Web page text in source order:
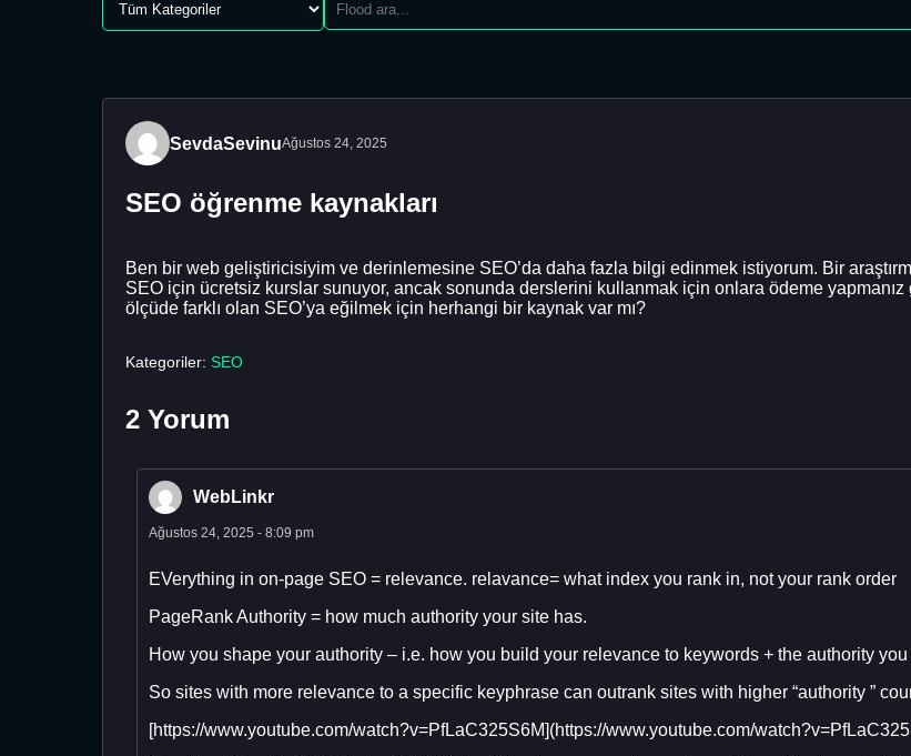
SevdaSevinuAğustos 24, 2025
SEO öğrenme kaynakları
Ben bir web geliştiricisiyim ve derinlemesine SEO’da daha fazla bilgi edinmek istiyorum. Bir
SEO için ücretsiz kurslar sunuyor, ancak sonunda derslerini kullanmak için onlara ödeme
ölçüde farklı olan SEO’ya eğilmek için herhangi bir kaynak var mı?
Kategoriler: SEO
2 Yorum
WebLinkr
Ağustos 24, 2025 - 8:09 pm
EVerything in on-page SEO = relevance. relavance= what index you rank in, not your rank order
PageRank Authority = how much authority your site has.
How you shape your authority – i.e. how you build your relevance to keywords + the authority
So sites with more relevance to a specific keyphrase can outrank sites with higher “authority ”
[https://www.youtube.com/watch?v=PfLaC325S6M](https://www.youtube.com/